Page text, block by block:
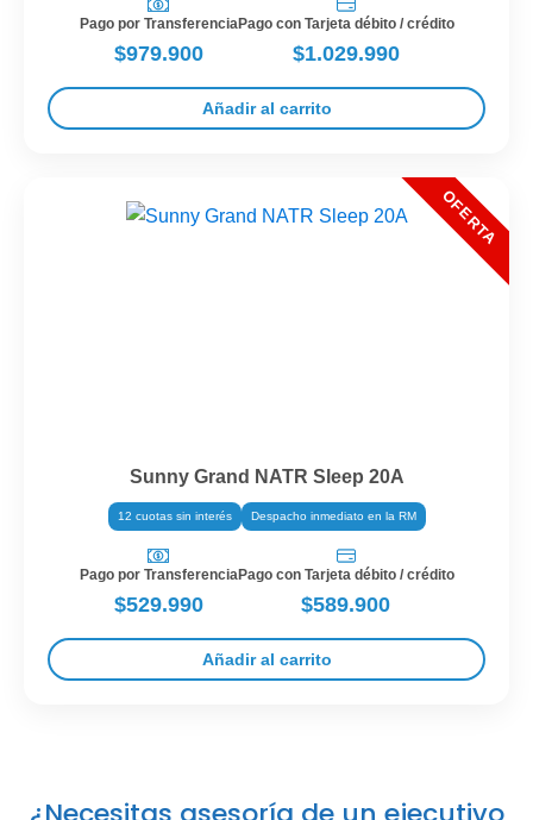
Pago por Transferencia
$979.900
Pago con Tarjeta débito / crédito
$1.029.990
Añadir al carrito
Sunny Grand NATR Sleep 20A
12 cuotas sin interés Despacho inmediato en la RM
Pago por Transferencia
$529.990
Pago con Tarjeta débito / crédito
$589.900
Añadir al carrito